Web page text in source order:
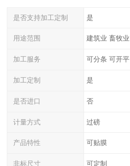
是否支持加工定制 是
用途范围 建筑业 畜牧业
加工服务 可分条 可开平
加工定制 是
是否进口 否
计量方式 过磅
产品特性 可贴膜
非标尺寸 可定制